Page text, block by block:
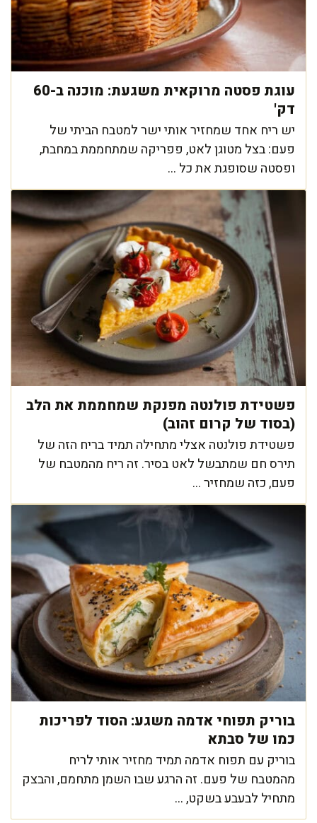
עוגת פסטה מרוקאית משגעת: מוכנה ב-60
דק'
יש ריח אחד שמחזיר אותי ישר למטבח הביתי של
פעם: בצל מטוגן לאט, פפריקה שמתחממת במחבת,
ופסטה שסופגת את כל ...
פשטידת פולנטה מפנקת שמחממת את הלב
(בסוד של קרום זהוב)
פשטידת פולנטה אצלי מתחילה תמיד בריח הזה של
תירס חם שמתבשל לאט בסיר. זה ריח מהמטבח של
פעם, כזה שמחזיר ...
בוריק תפוחי אדמה משגע: הסוד לפריכות
כמו של סבתא
בוריק עם תפוח אדמה תמיד מחזיר אותי לריח
מהמטבח של פעם. זה הרגע שבו השמן מתחמם, והבצק
מתחיל לבעבע בשקט, ...